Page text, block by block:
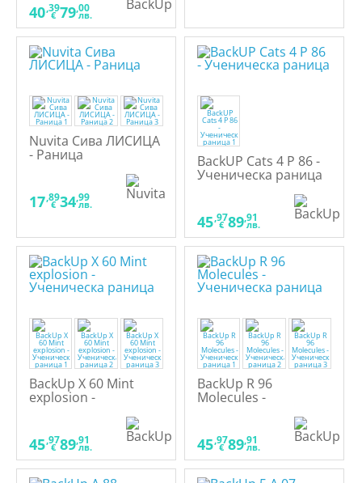
40,39
€ 79,00
лв.
Nuvita Сива ЛИСИЦА
- Раница
17,89
€ 34,99
лв.
BackUP Cats 4 P 86 -
Ученическа раница
45,97
€ 89,91
лв.
BackUp X 60 Mint
explosion -
Ученическа раница
45,97
€ 89,91
лв.
BackUp R 96
Molecules -
45,97
€ 89,91
лв.